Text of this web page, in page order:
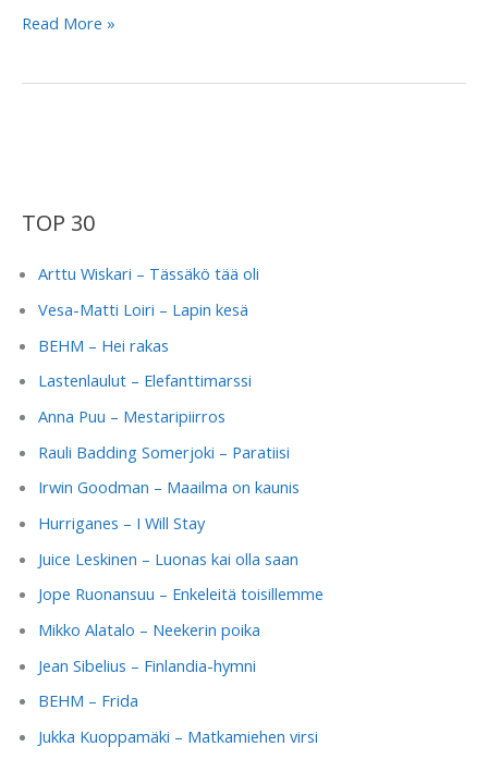
Puhelinseksi
Haista
taas)
Read More »
TOP 30
Arttu Wiskari – Tässäkö tää oli
Vesa-Matti Loiri – Lapin kesä
BEHM – Hei rakas
Lastenlaulut – Elefanttimarssi
Anna Puu – Mestaripiirros
Rauli Badding Somerjoki – Paratiisi
Irwin Goodman – Maailma on kaunis
Hurriganes – I Will Stay
Juice Leskinen – Luonas kai olla saan
Jope Ruonansuu – Enkeleitä toisillemme
Mikko Alatalo – Neekerin poika
Jean Sibelius – Finlandia-hymni
BEHM – Frida
Jukka Kuoppamäki – Matkamiehen virsi